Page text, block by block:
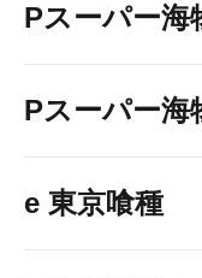
Pスーパー海
Pスーパー海
e 東京喰種